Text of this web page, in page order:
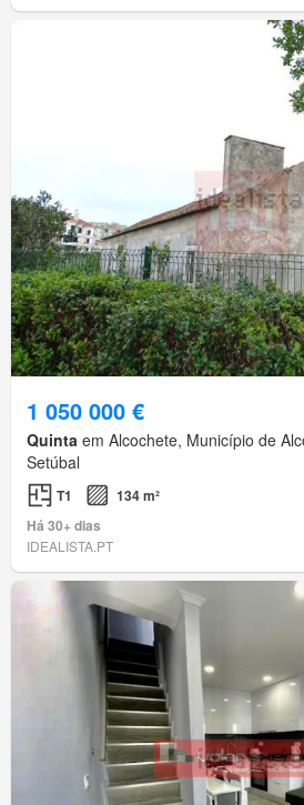
1 050 000 €
Quinta em Alcochete, Município de
Setúbal
T1
134 m²
Há 30+ dias
IDEALISTA.PT